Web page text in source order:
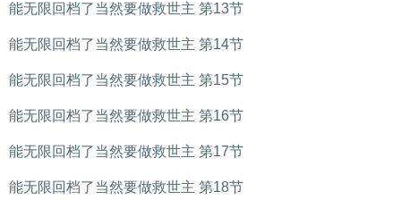
能无限回档了当然要做救世主 第13节
能无限回档了当然要做救世主 第14节
能无限回档了当然要做救世主 第15节
能无限回档了当然要做救世主 第16节
能无限回档了当然要做救世主 第17节
能无限回档了当然要做救世主 第18节